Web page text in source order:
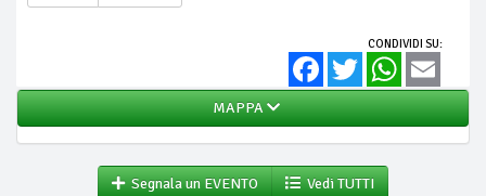
CONDIVIDI SU:
FacebookTwitter WhatsApp
MAPPA
Segnala un EVENTO Vedi TUTTI